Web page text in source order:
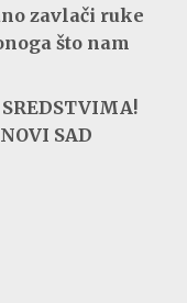
zavlači ruke
što nam
SAD